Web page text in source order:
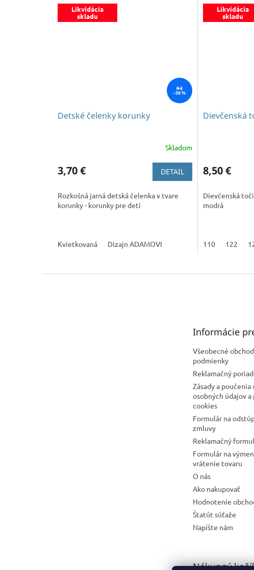
Likvidácia
skladu
9 €
–58 %
Detské čelenky korunky
Skladom
3,70 € DETAIL
Rozkošná jarná detská čelenka v tvare
korunky - korunky pre deti
Kvietkovaná Dizajn ADAMOVI
Likvidácia
skladu
Dievčenská
8,50 €
Dievčenská
modrá
110 122
Informácie
Všeobecné
podmienky
Reklamačný
Zásady a poučenia
osobných údajov a
cookies
Formulár na
zmluvy
Reklamačný
Formulár na
vrátenie tovaru
O nás
Ako nakupovať
Hodnotenie
Štatút súťaže
Napíšte nám
Nákupný